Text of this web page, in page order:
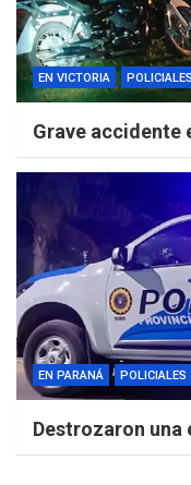
EN VICTORIA POLICIALES
Grave accidente
EN PARANÁ POLICIALES
Destrozaron una